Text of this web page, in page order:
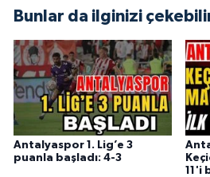
Bunlar da ilginizi
Antalyaspor 1. Lig’e 3
puanla başladı: 4-3
11'i